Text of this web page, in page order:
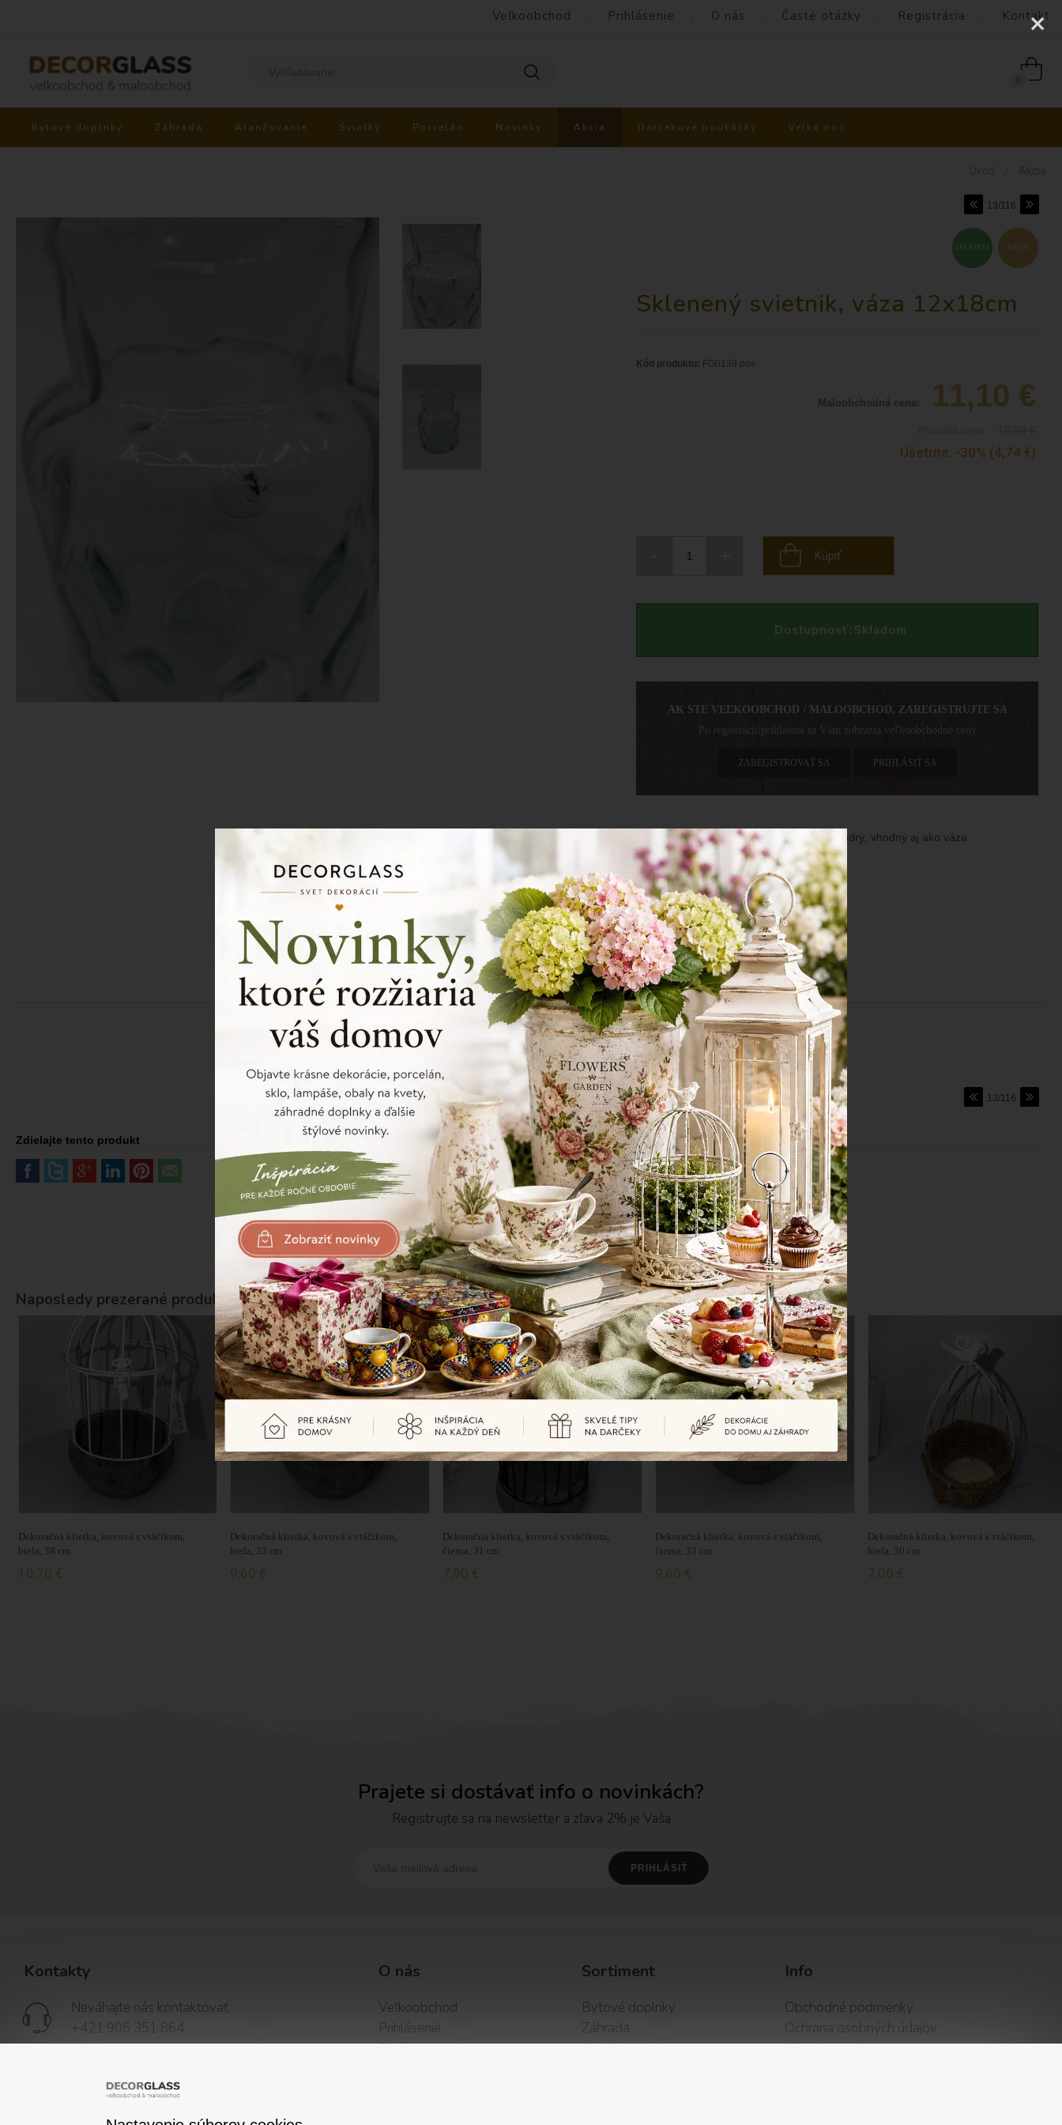
Veľkoobchod Prihlásenie O nás Časté otázky Registrácia Kontakt
Bytové doplnky Záhrada Aranžovanie Sviatky Porcelán Novinky Akcia Darčekové poukážky Veľká noc
13/116
AKCIA
SKLADOM
Sklenený svietnik, váza 12x18cm
Kód produktu: FG0139 pos
Maloobchodná cena: 11,10 €
Ušetríte: -30% (4,74 €)
Kúpiť
Dostupnosť: Skladom
AK STE VEĽKOOBCHOD / MALOOBCHOD, ZAREGISTRUJTE SA
Po registrácií/prihlásení sa Vám zobrazia veľkoobchodné ceny
ZAREGISTROVAŤ SA PRIHLÁSIŤ SA
Sklenený svietnik, kolorovaný, modrý, vhodný aj ako váza
rozmer: 12x18 cm, otvor 12 cm
materiál: sklo
chyba v skle
13/116
Zdielajte tento produkt
Naposledy prezerané produkty
Dekoračná klietka, kovová s vtáčikom,
biela, 38 cm
10,70 €
Dekoračná klietka, kovová s vtáčikom,
biela, 33 cm
9,60 €
Dekoračná klietka, kovová s vtáčikom,
čierna, 31 cm
7,90 €
Dekoračná klietka, kovová s vtáčikom,
čierna, 33 cm
9,60 €
Dekoračná klietka, kovová s vtáčikom,
biela, 30 cm
7,00 €
Prajete si dostávať info o novinkách?
Registrujte sa na newsletter a zľava 2% je Vaša
Kontakty
Neváhajte nás kontaktovať
+421 905 351 864
Milhosť 123, 044 58 Milhosť
O nás
Veľkoobchod
Prihlásenie
O nás
Sortiment
Bytové doplnky
Záhrada
Aranžovanie
Info
Obchodné podmienky
Ochrana osobných údajov
Vátenie tovaru